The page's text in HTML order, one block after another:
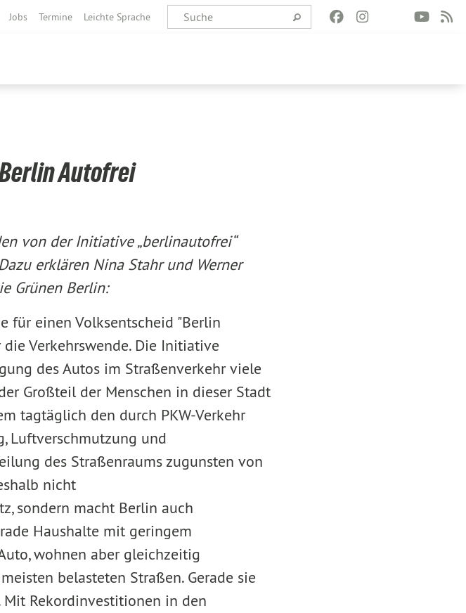
Jobs Termine Leichte Sprache
Autofrei
von der Initiative „berlinautofrei“
erklären Nina Stahr und Werner
Grünen Berlin:
für einen Volksentscheid "Berlin
Verkehrswende. Die Initiative
des Autos im Straßenverkehr viele
Großteil der Menschen in dieser Stadt
tagtäglich den durch PKW-Verkehr
Luftverschmutzung und
des Straßenraums zugunsten von
nicht
sondern macht Berlin auch
Haushalte mit geringem
wohnen aber gleichzeitig
belasteten Straßen. Gerade sie
Rekordinvestitionen in den